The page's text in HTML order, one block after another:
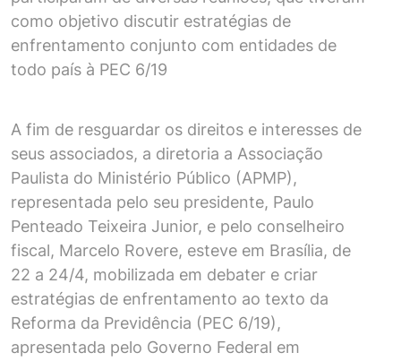
como objetivo discutir estratégias de
enfrentamento conjunto com entidades de
todo país à PEC 6/19
A fim de resguardar os direitos e interesses de
seus associados, a diretoria a Associação
Paulista do Ministério Público (APMP),
representada pelo seu presidente, Paulo
Penteado Teixeira Junior, e pelo conselheiro
fiscal, Marcelo Rovere, esteve em Brasília, de
22 a 24/4, mobilizada em debater e criar
estratégias de enfrentamento ao texto da
Reforma da Previdência (PEC 6/19),
apresentada pelo Governo Federal em